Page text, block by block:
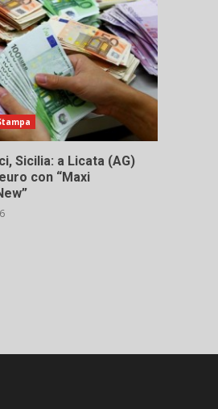
Sicilia: a Licata (AG)
con “Maxi